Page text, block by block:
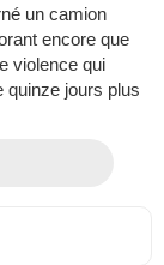
un camion
encore que
violence qui
quinze jours plus